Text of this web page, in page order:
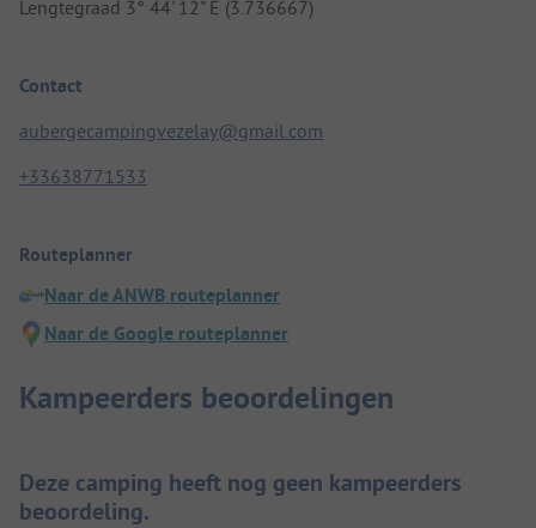
Lengtegraad 3° 44' 12" E (3.736667)
Contact
aubergecampingvezelay@gmail.com
+33638771533
Routeplanner
Naar de ANWB routeplanner
Naar de Google routeplanner
Kampeerders beoordelingen
Deze camping heeft nog geen kampeerders
beoordeling.